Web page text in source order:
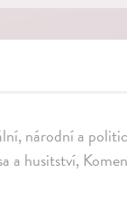
národní a
a husitství,